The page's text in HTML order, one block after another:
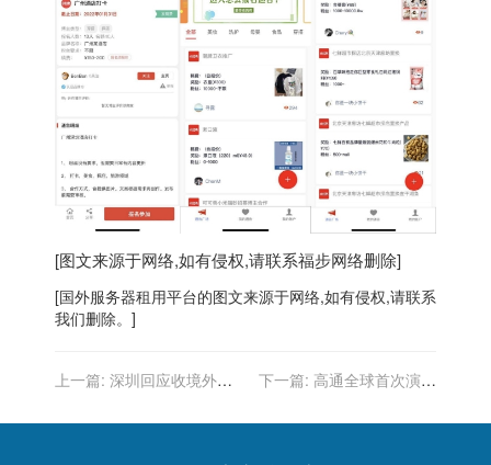
[图文来源于网络,如有侵权,请联系福步网络删除]
[国外服务器租用平台的图文来源于网络,如有侵权,请联系
我们删除。]
上一篇: 深圳回应收境外快
核酸可转绿
下一篇: 高通全球首次演示
SIM 卡集成到骁龙 888 中